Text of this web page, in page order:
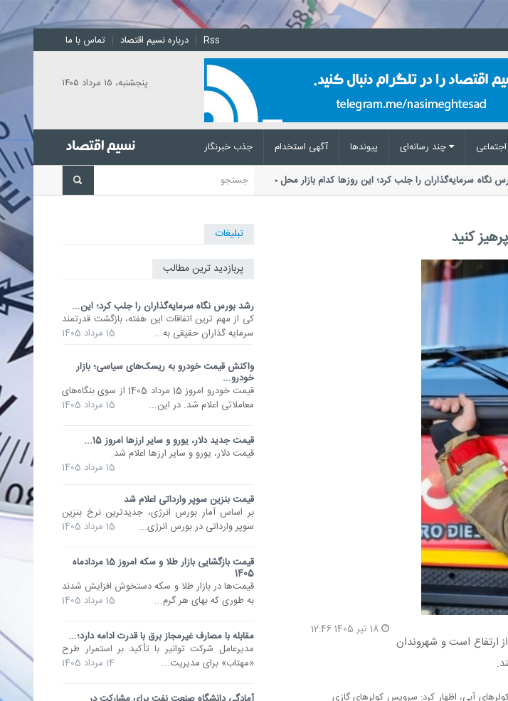
تماس با ما | درباره نسیم اقتصاد | Rss
پنجشنبه، ۱۵ مرداد ۱۴۰۵
جذب خبرنگار آگهی استخدام پیوند‌ها
بورس نگاه سرمایه‌گذاران را جلب کرد؛ این روزها کدام بازار محل جذب نقدینگی است؟
اتفاقات این هفته، بازگشت قدرتمند سرمایه گذاران...
تبلیغات
پربازدید ترین مطالب
رشد بورس نگاه سرمایه‌گذاران را جلب کرد؛ این...
کی از مهم ترین اتفاقات این هفته، بازگشت قدرتمند
سرمایه گذاران حقیقی به...
15 مرداد 1405
واکنش قیمت خودرو به ریسک‌های سیاسی؛ بازار
خودرو...
قیمت خودرو امروز 15 مرداد 1405 از سوی بنگاه‌های
معاملاتی اعلام شد. در این...
15 مرداد 1405
قیمت جدید دلار، یورو و سایر ارزها امروز 15...
قیمت دلار، یورو و سایر ارزها اعلام شد.
15 مرداد 1405
قیمت بنزین سوپر وارداتی اعلام شد
بر اساس آمار بورس انرژی، جدیدترین نرخ بنزین
سوپر وارداتی در بورس انرژی...
15 مرداد 1405
قیمت بازگشایی بازار طلا و سکه امروز 15 مردادماه
1405
قیمت‌ها در بازار طلا و سکه دستخوش افزایش شدند
به طوری که بهای هر گرم...
15 مرداد 1405
مقابله با مصارف غیرمجاز برق با قدرت ادامه دارد؛...
مدیرعامل شرکت توانیر با تأکید بر استمرار طرح
«مهتاب» برای مدیریت...
14 مرداد 1405
کنید
ارتفاع است و شهروندان
آبی، اظهار کرد: سرویس کولرهای گازی